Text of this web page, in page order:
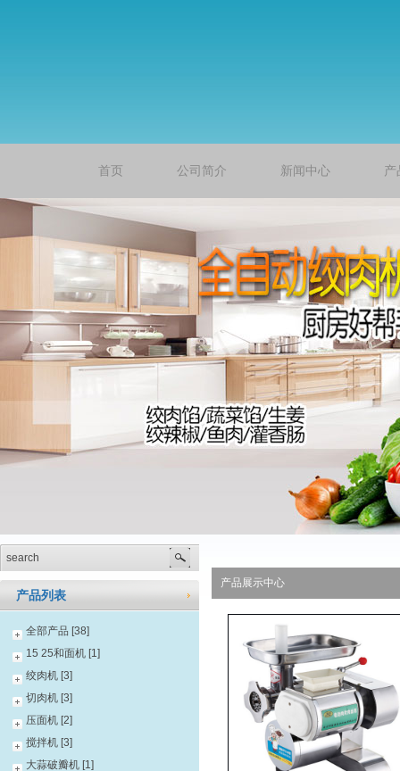
首页 公司简介 新闻中心 产
产品列表
全部产品 [38]
15 25和面机 [1]
绞肉机 [3]
切肉机 [3]
压面机 [2]
搅拌机 [3]
大蒜破瓣机 [1]
产品展示中心